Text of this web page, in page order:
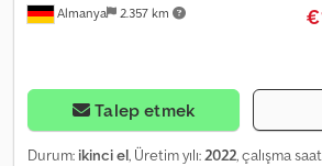
Almanya 2.357 km
Talep etmek
Durum: ikinci el, Üretim yılı:2022, çalışma